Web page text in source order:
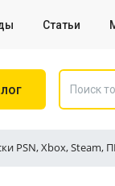
Статьи
PSN, Xbox, Steam,